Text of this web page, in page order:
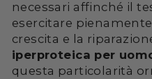
necessari affinché il
esercitare
crescita e la
iperproteica per
questa particolarità